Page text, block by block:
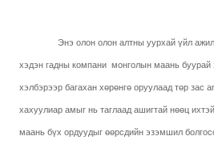
Энэ олон олон алтны уурхай үйл
хэдэн гадны компани монголын маань буурай
хэлбэрээр багахан хөрөнгө оруулаад төр зас
хахуулиар амыг нь таглаад ашигтай нөөц
маань бүх ордуудыг өөрсдийн эзэмшил